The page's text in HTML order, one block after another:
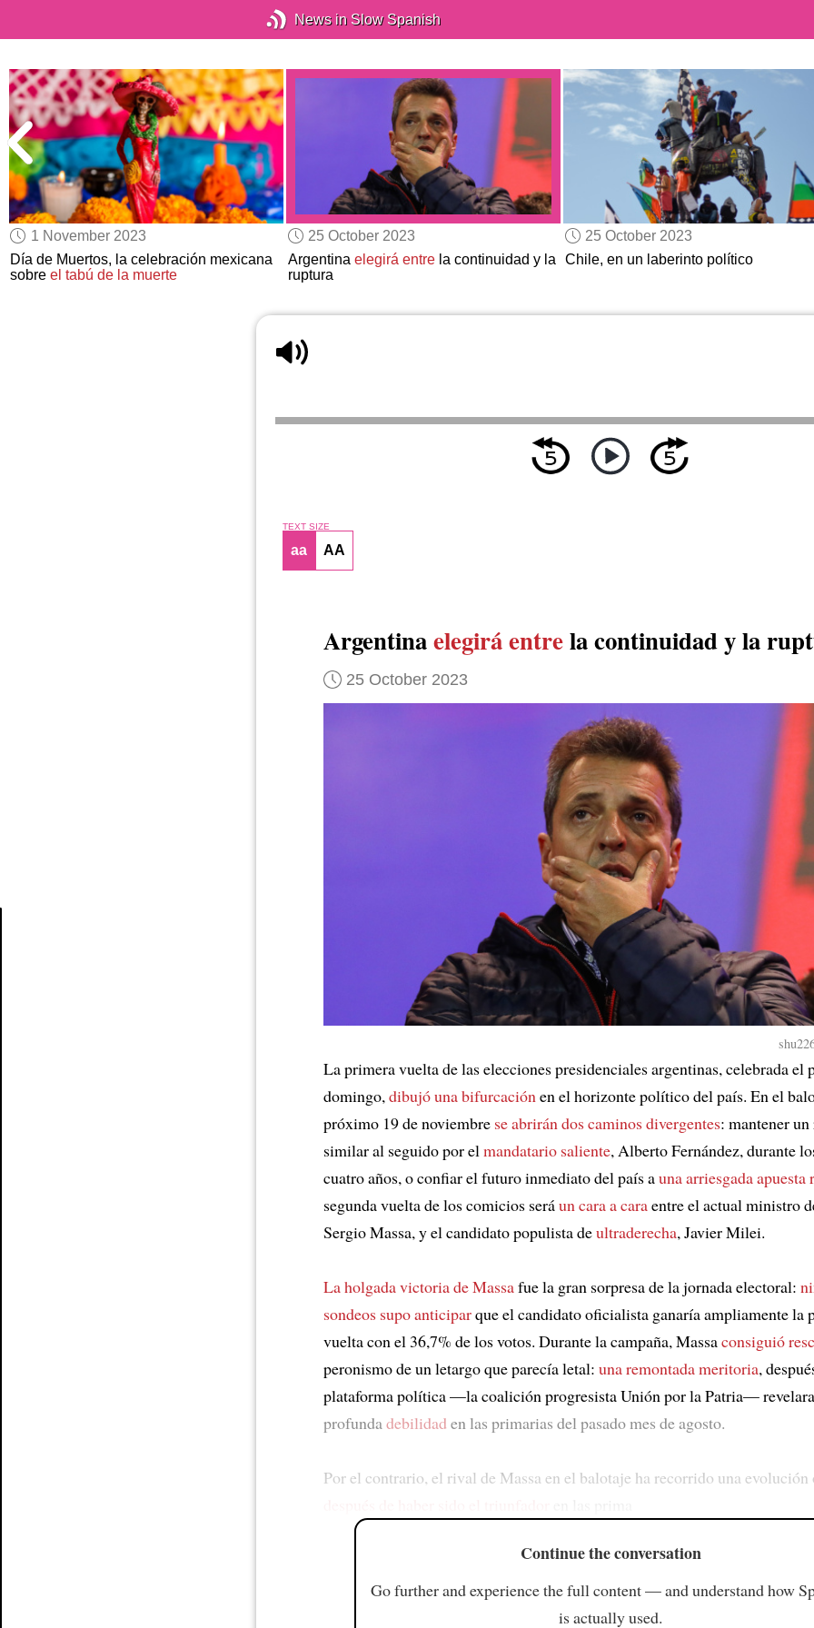
News in Slow Spanish
1 November 2023
Día de Muertos, la celebración mexicana
sobreel tabú de la muerte
25 October 2023
Argentina elegirá entrela continuidad y la
ruptura
25 October 2023
Chile, en un laberinto político
TEXT SIZE
aa AA
Argentinaelegirá entrela continuidad y la
25 October 2023
La primera vuelta de las elecciones presidenciales argentinas, celebrada el
domingo, dibujó una bifurcación en el horizonte político del país. En el
próximo 19 de noviembre se abrirán dos caminos divergentes: mantener
similar al seguido por el mandatario saliente, Alberto Fernández, durante
cuatro años, o confiar el futuro inmediato del país auna arriesgada apuesta
segunda vuelta de los comicios seráun cara a caraentre el actual ministro
Sergio Massa, y el candidato populista deultraderecha, Javier Milei.
La holgada victoria de Massafue la gran sorpresa de la jornada electoral:
sondeos supo anticiparque el candidato oficialista ganaría ampliamente la
vuelta con el 36,7% de los votos. Durante la campaña, Massaconsiguió
peronismo de un letargo que parecía letal: una remontada meritoria,
plataforma política —la coalición progresista Unión por la Patria—
profunda debilidad en las primarias del pasado mes de agosto.
Por el contrario, el rival de Massa en el balotaje ha recorrido una evolución
Continue the conversation
Go further and experience the full content — and understand how
is actually used.